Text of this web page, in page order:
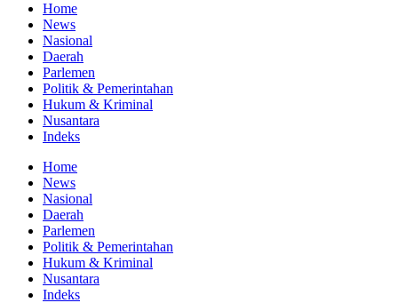
Home
News
Nasional
Daerah
Parlemen
Politik & Pemerintahan
Hukum & Kriminal
Nusantara
Indeks
Home
News
Nasional
Daerah
Parlemen
Politik & Pemerintahan
Hukum & Kriminal
Nusantara
Indeks